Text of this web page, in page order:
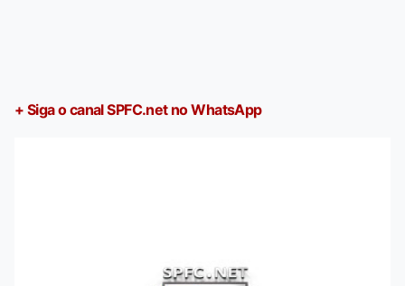
+ Siga o canal SPFC.net no WhatsApp